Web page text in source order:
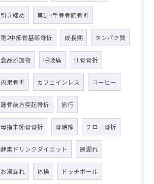
引き締め 第1中手骨骨頭骨折
第2中節骨基部骨折 成長期 タンパク質
食品添加物 呼吸痛 仙骨骨折
内果骨折 カフェインレス コーヒー
踵骨前方突起骨折 旅行
母指末節骨骨折 骨端線 チロー骨折
酵素ドリンクダイエット 尿漏れ
お湯漏れ 体操 ドッヂボール